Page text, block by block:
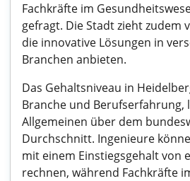
Fachkräfte im
gefragt. Die Stadt zieht zudem
die innovative Lösungen in
Branchen anbieten.
Das Gehaltsniveau in
Branche und Berufserfahrung,
Allgemeinen über dem
Durchschnitt. Ingenieure
mit einem Einstiegsgehalt von
rechnen, während Fachkräfte